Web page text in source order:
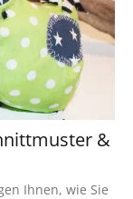
&
Ihnen, wie Sie